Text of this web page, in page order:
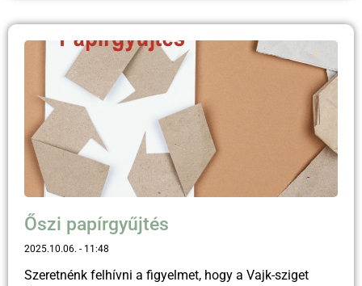
Őszi papírgyűjtés
2025.10.06. 11:48
Szeretnénk felhívni a figyelmet, hogy a Vajk-sziget